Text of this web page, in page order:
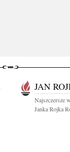
JAN
Najszczersze
Janka Rojka